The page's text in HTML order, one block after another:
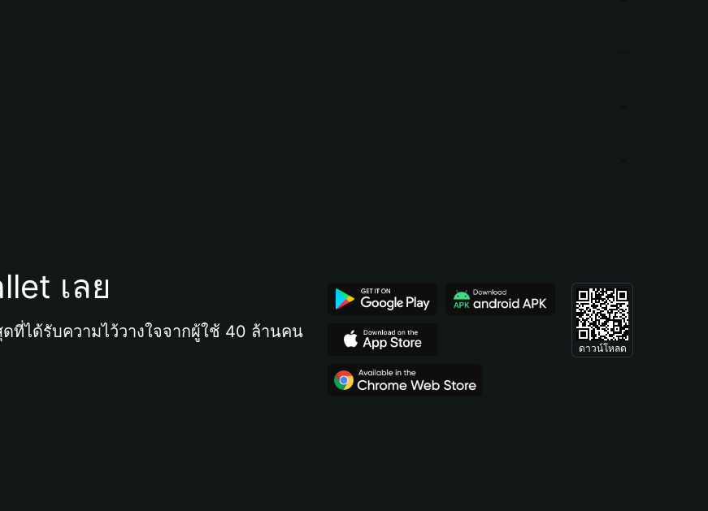
เลย
ได้รับความไว้วางใจจากผู้ใช้ 40 ล้านคน
ดาวน์โหลด